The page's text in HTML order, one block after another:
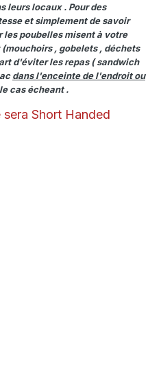
leurs locaux . Pour des
et simplement de savoir
poubelles misent à votre
, gobelets , déchets
d'éviter les repas ( sandwich
dans l'enceinte de l'endroit ou
cas écheant .
Short Handed